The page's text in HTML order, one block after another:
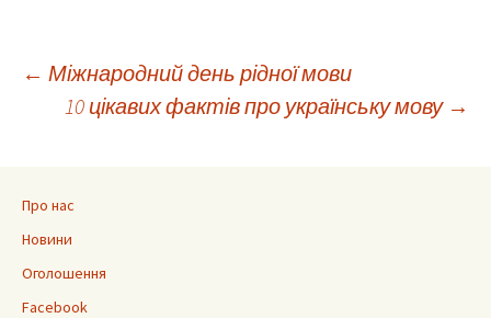
Навігація
запису
← Міжнародний день рідної мови
10 цікавих фактів про українську мову →
Про нас
Новини
Оголошення
Facebook